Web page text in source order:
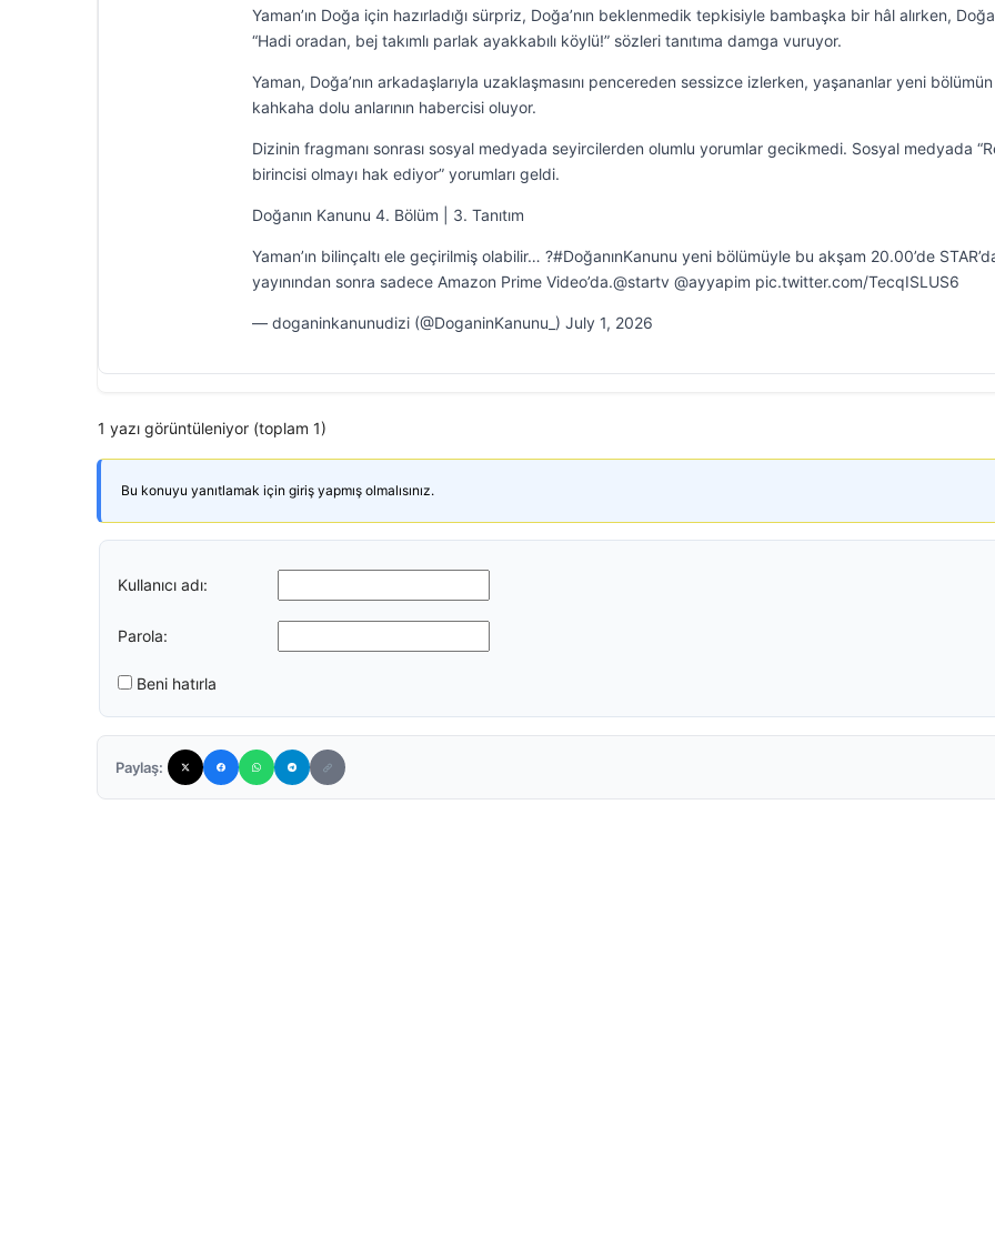
Yaman’ın Doğa için hazırladığı sürpriz, Doğa’nın beklenmedik tepkisiyle bambaşka bir hâl alırken,
“Hadi oradan, bej takımlı parlak ayakkabılı köylü!” sözleri tanıtıma damga vuruyor.
Yaman, Doğa’nın arkadaşlarıyla uzaklaşmasını pencereden sessizce izlerken, yaşananlar yeni bölümün
kahkaha dolu anlarının habercisi oluyor.
Dizinin fragmanı sonrası sosyal medyada seyircilerden olumlu yorumlar gecikmedi. Sosyal medyada
birincisi olmayı hak ediyor” yorumları geldi.
Doğanın Kanunu 4. Bölüm | 3. Tanıtım
Yaman’ın bilinçaltı ele geçirilmiş olabilir… ?#DoğanınKanunu yeni bölümüyle bu akşam 20.00’de
yayınından sonra sadece Amazon Prime Video’da.@startv @ayyapim pic.twitter.com/TecqISLUS6
— doganinkanunudizi (@DoganinKanunu_) July 1, 2026
1 yazı görüntüleniyor (toplam 1)
Bu konuyu yanıtlamak için giriş yapmış olmalısınız.
Kullanıcı adı:
Parola:
Beni hatırla
Paylaş: